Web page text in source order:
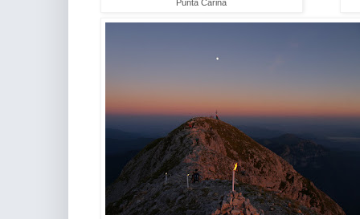
Punta Carina